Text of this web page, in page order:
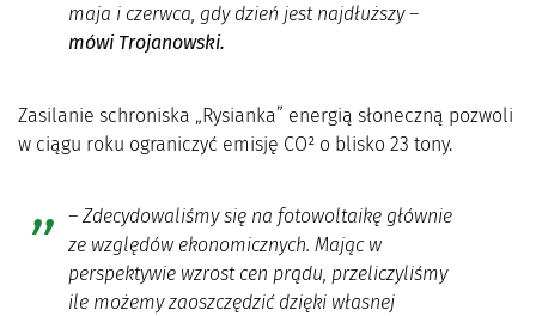
maja i czerwca, gdy dzień jest najdłuższy –
mówi Trojanowski.
Zasilanie schroniska „Rysianka” energią słoneczną pozwoli
w ciągu roku ograniczyć emisję CO² o blisko 23 tony.
– Zdecydowaliśmy się na fotowoltaikę głównie
ze względów ekonomicznych. Mając w
perspektywie wzrost cen prądu, przeliczyliśmy
ile możemy zaoszczędzić dzięki własnej